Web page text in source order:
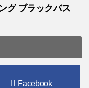
グ ブラックバス
Facebook